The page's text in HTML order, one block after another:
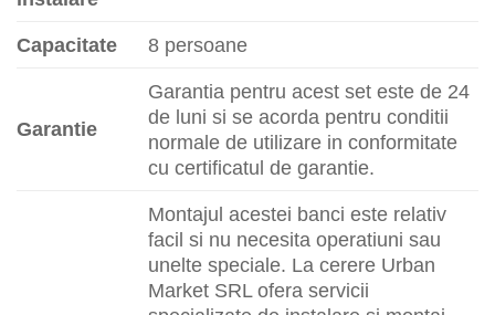
Capacitate 8 persoane
Garantie
Garantia pentru acest set este de 24
de luni si se acorda pentru conditii
normale de utilizare in conformitate
cu certificatul de garantie.
Montajul acestei banci este relativ
facil si nu necesita operatiuni sau
unelte speciale. La cerere Urban
Market SRL ofera servicii